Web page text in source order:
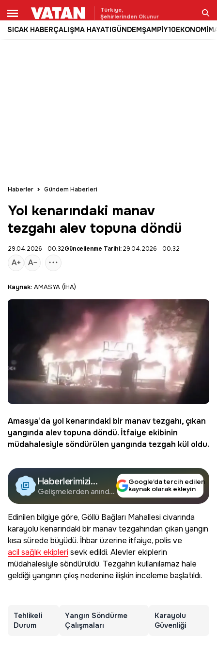
Türkiye,
Şehirlerinden Okunur
SICAK HABERÇALIŞMA HAYATIGÜNDEMŞAMPİY10EKONOMİ
Ara
Haberler Gündem Haberleri
Yol kenarındaki manav
tezgahı alev topuna döndü
29.04.2026 - 00:32Güncellenme Tarihi:29.04.2026 - 00:32
Kaynak: AMASYA (İHA)
Amasya’da yol kenarındaki bir manav tezgahı, çıkan
yangında alev topuna döndü. İtfaiye ekibinin
müdahalesiyle söndürülen yangında tezgah kül oldu.
Haberlerimizi
Google'da Takip
Edin
Gelişmelerden anında
Google’da tercih edilen
kaynak olarak ekleyin
Edinilen bilgiye göre, Göllü Bağları Mahallesi civarında
karayolu kenarındaki bir manav tezgahından çıkan yangın
kısa sürede büyüdü. İhbar üzerine itfaiye, polis ve
acil sağlık ekiplerisevk edildi. Alevler ekiplerin
müdahalesiyle söndürüldü. Tezgahın kullanılamaz hale
geldiği yangının çıkış nedenine ilişkin inceleme başlatıldı.
Tehlikeli
Durum
Yangın Söndürme
Çalışmaları
Karayolu
Güvenliği